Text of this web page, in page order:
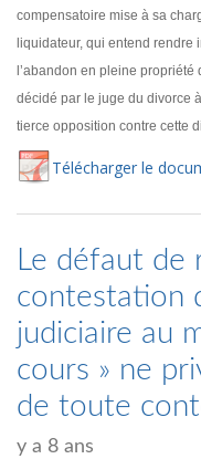
compensatoire mise à sa
liquidateur, qui entend
l’abandon en pleine
décidé par le juge du divorce
tierce opposition contre cette
Télécharger le
Le défaut de
contestation
judiciaire au
cours » ne
de toute
y a 8 ans